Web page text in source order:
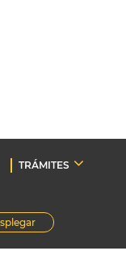
TRÁMITES